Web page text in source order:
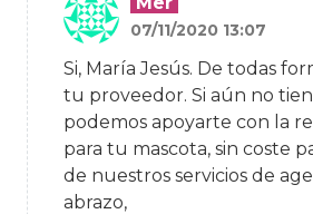
07/11/2020 13:07
Si, María Jesús. De todas
tu proveedor. Si aún no
podemos apoyarte con la
para tu mascota, sin coste
de nuestros servicios de
abrazo,